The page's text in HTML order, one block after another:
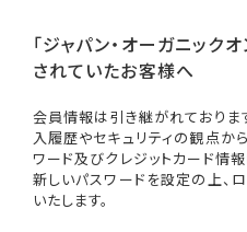
「ジャパン・オーガニック
されていたお客様へ
会員情報は引き継がれておりま
入履歴やセキュリティの観点か
ワード及びクレジットカード情報
新しいパスワードを設定の上、
いたします。